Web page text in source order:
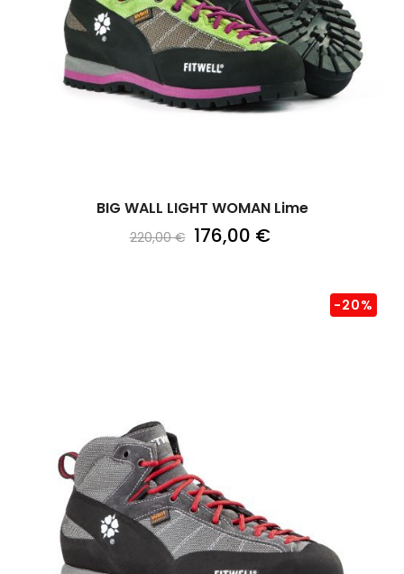
BIG WALL LIGHT WOMAN Lime
220,00 € 176,00 €
-20%